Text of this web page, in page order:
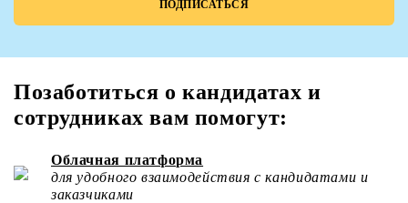
Позаботиться о кандидатах и
сотрудниках вам помогут:
Облачная платформа
для удобного взаимодействия с кандидатами и
заказчиками